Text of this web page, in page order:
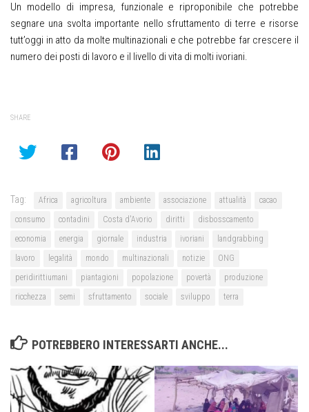
Un modello di impresa, funzionale e riproponibile che potrebbe
segnare una svolta importante nello sfruttamento di terre e risorse
tutt’oggi in atto da molte multinazionali e che potrebbe far crescere il
numero dei posti di lavoro e il livello di vita di molti ivoriani.
SHARE
Tag: Africa agricoltura ambiente associazione attualità
cacao
consumo
contadini Costa d'Avorio diritti
disbosscamento
economia
energia giornale industria ivoriani
landgrabbing
lavoro
legalità mondo multinazionali notizie
ONG
peridirittiumani
piantagioni popolazione povertà
produzione
ricchezza
semi sfruttamento sociale sviluppo terra
POTREBBERO INTERESSARTI ANCHE...